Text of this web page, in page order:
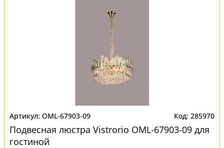
OML-67903-09 285970
Подвесная люстра Vistrorio OML-67903-09 для
гостиной